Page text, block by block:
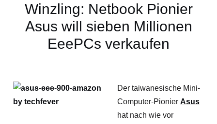
Winzling: Netbook Pionier
Asus will sieben Millionen
EeePCs verkaufen
Der taiwanesische Mini-
Computer-Pionier Asus
hat nach wie vor